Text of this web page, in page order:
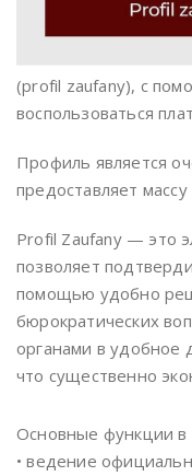
(profil zaufany), с
воспользоваться
Профиль является
предоставляет
Profil Zaufany — это
позволяет
помощью удобно
бюрократических
органами в удобное
что существенно
Основные функции в
• ведение